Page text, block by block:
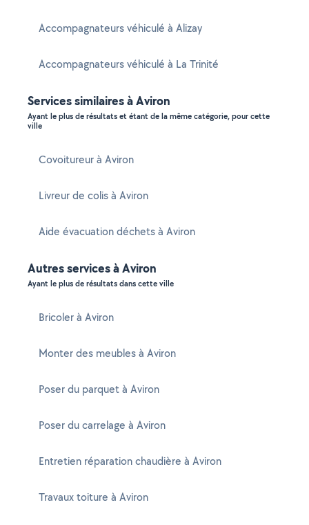
Accompagnateurs véhiculé à Alizay
Accompagnateurs véhiculé à La Trinité
Services similaires à Aviron
Ayant le plus de résultats et étant de la même catégorie, pour cette
ville
Covoitureur à Aviron
Livreur de colis à Aviron
Aide évacuation déchets à Aviron
Autres services à Aviron
Ayant le plus de résultats dans cette ville
Bricoler à Aviron
Monter des meubles à Aviron
Poser du parquet à Aviron
Poser du carrelage à Aviron
Entretien réparation chaudière à Aviron
Travaux toiture à Aviron